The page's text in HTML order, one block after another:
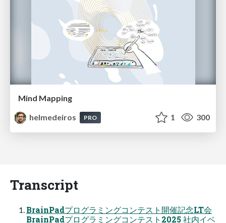
Mind Mapping
helmedeiros
PRO 1 300
Transcript
BrainPadプログラミングコンテスト開催記念LT会
BrainPadプログラミングコンテスト2025 社内イベ